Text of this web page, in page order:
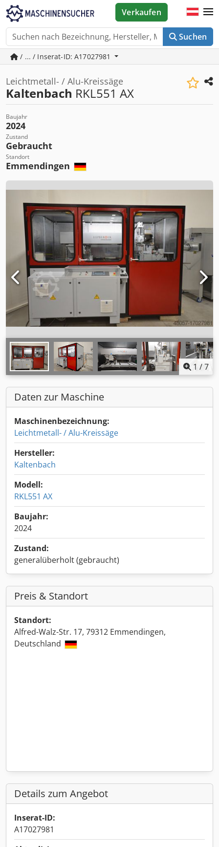
Suchen
Verkaufen
/ ... / Inserat-ID: A17027981
Leichtmetall- / Alu-Kreissäge
Kaltenbach RKL551 AX
Baujahr
2024
Zustand
Gebraucht
Standort
Emmendingen
1 /7
Daten zur Maschine
Maschinenbezeichnung:
Leichtmetall- / Alu-Kreissäge
Hersteller:
Kaltenbach
Modell:
RKL551 AX
Baujahr:
2024
Zustand:
generalüberholt (gebraucht)
Preis & Standort
Standort:
Alfred-Walz-Str. 17, 79312 Emmendingen,
Deutschland
Details zum Angebot
Inserat-ID:
A17027981